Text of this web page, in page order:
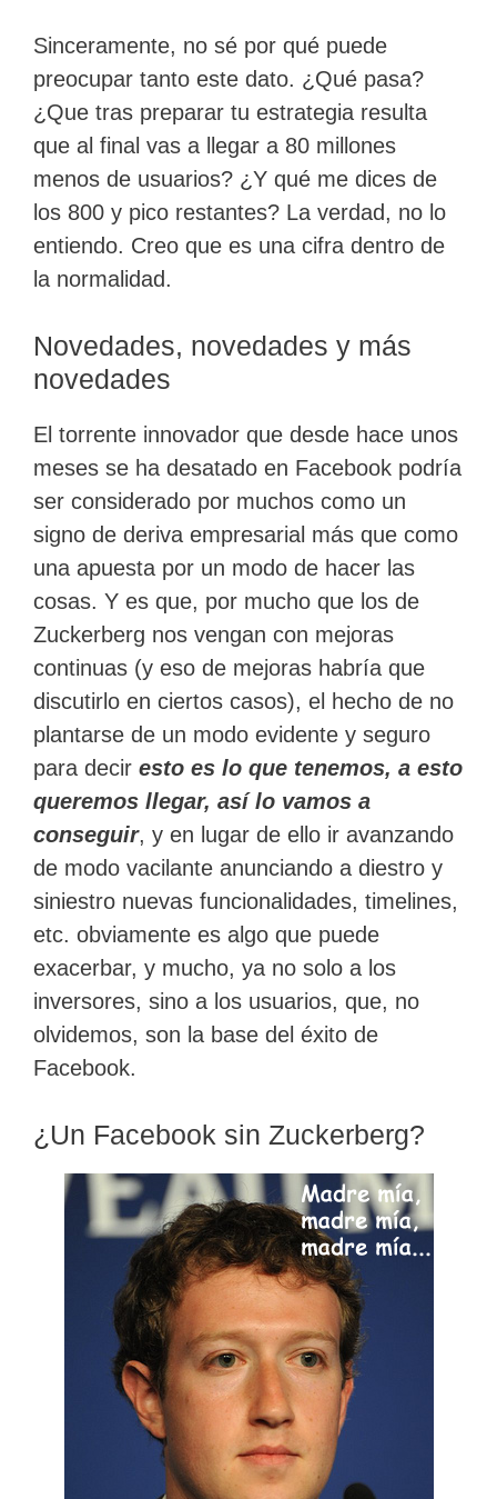
Sinceramente, no sé por qué puede
preocupar tanto este dato. ¿Qué pasa?
¿Que tras preparar tu estrategia resulta
que al final vas a llegar a 80 millones
menos de usuarios? ¿Y qué me dices de
los 800 y pico restantes? La verdad, no lo
entiendo. Creo que es una cifra dentro de
la normalidad.
Novedades, novedades y más
novedades
El torrente innovador que desde hace unos
meses se ha desatado en Facebook podría
ser considerado por muchos como un
signo de deriva empresarial más que como
una apuesta por un modo de hacer las
cosas. Y es que, por mucho que los de
Zuckerberg nos vengan con mejoras
continuas (y eso de mejoras habría que
discutirlo en ciertos casos), el hecho de no
plantarse de un modo evidente y seguro
para decir esto es lo que tenemos, a esto
queremos llegar, así lo vamos a
conseguir, y en lugar de ello ir avanzando
de modo vacilante anunciando a diestro y
siniestro nuevas funcionalidades, timelines,
etc. obviamente es algo que puede
exacerbar, y mucho, ya no solo a los
inversores, sino a los usuarios, que, no
olvidemos, son la base del éxito de
Facebook.
¿Un Facebook sin Zuckerberg?